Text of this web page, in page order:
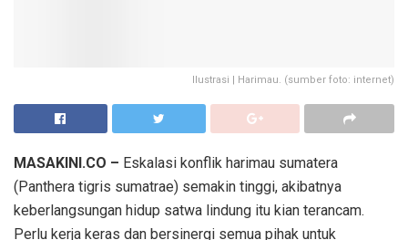
Ilustrasi | Harimau. (sumber foto: internet)
MASAKINI.CO – Eskalasi konflik harimau sumatera
(Panthera tigris sumatrae) semakin tinggi, akibatnya
keberlangsungan hidup satwa lindung itu kian terancam.
Perlu kerja keras dan bersinergi semua pihak untuk